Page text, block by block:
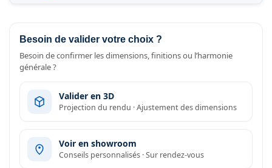
Besoin de valider votre choix ?
Besoin de confirmer les dimensions, finitions ou l’harmonie
générale ?
Valider en 3D
Projection du rendu · Ajustement des dimensions
Voir en showroom
Conseils personnalisés · Sur rendez-vous